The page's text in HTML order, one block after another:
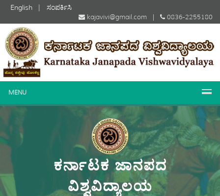
English | ಸಂಪರ್ಕಿಸಿ
kajavivi@gmail.com | 0836-2255180
MENU
ಕರ್ನಾಟಕ ಜಾನಪದ
ವಿಶ್ವವಿದ್ಯಾಲಯ